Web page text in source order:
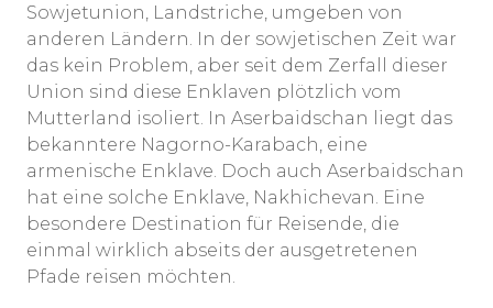
Sowjetunion, Landstriche, umgeben von
anderen Ländern. In der sowjetischen Zeit war
das kein Problem, aber seit dem Zerfall dieser
Union sind diese Enklaven plötzlich vom
Mutterland isoliert. In Aserbaidschan liegt das
bekanntere Nagorno-Karabach, eine
armenische Enklave. Doch auch Aserbaidschan
hat eine solche Enklave, Nakhichevan. Eine
besondere Destination für Reisende, die
einmal wirklich abseits der ausgetretenen
Pfade reisen möchten.